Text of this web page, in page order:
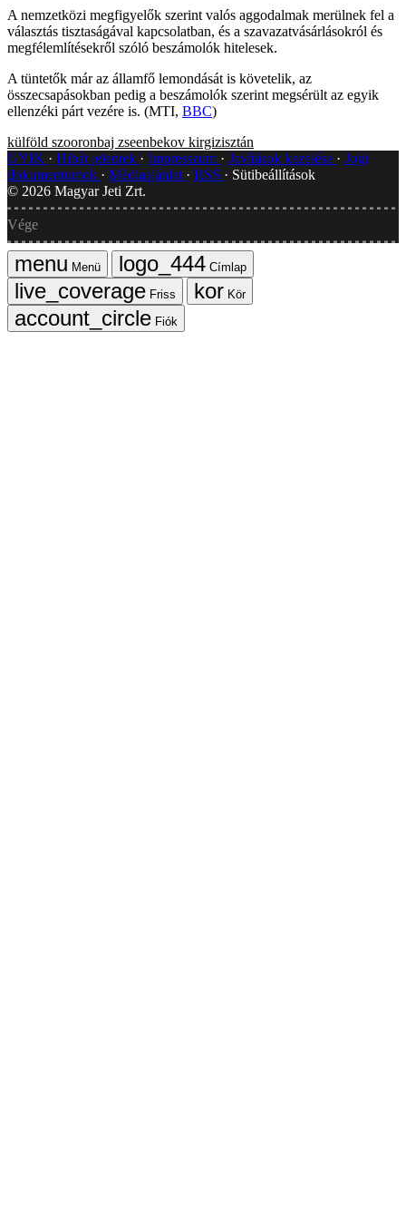
A nemzetközi megfigyelők szerint valós aggodalmak merülnek fel a
választás tisztaságával kapcsolatban, és a szavazatvásárlásokról és
megfélemlítésekről szóló beszámolók hitelesek.
A tüntetők már az államfő lemondását is követelik, az
összecsapásokban pedig a beszámolók szerint megsérült az egyik
ellenzéki párt vezére is. (MTI, BBC)
külföld szooronbaj zseenbekov kirgizisztán
GYIK
Hibát jelentek Impresszum Javítások kezelése
Jogi
dokumentumok
Médiaajánlat RSS
Sütibeállítások
© 2026 Magyar Jeti Zrt.
Vége
Menü
Címlap
Friss
Kör
Fiók